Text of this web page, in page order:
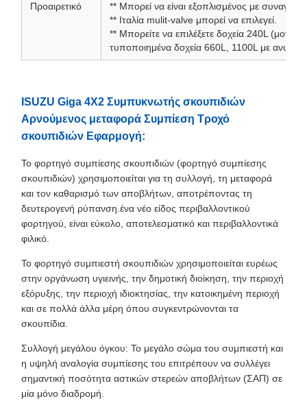
Προαιρετικό
** Μπορεί να είναι εξοπλισμένος με
** Ιταλία mulit-valve μπορεί να επιλεγεί.
** Μπορείτε να επιλέξετε δοχεία 240L (μονό
τυποποιημένα δοχεία 660L, 1100L με
ISUZU Giga 4X2 Συμπυκνωτής σκουπιδιών
Αρνούμενος μεταφορά Συμπίεση Τροχό
σκουπιδιών Εφαρμογή:
Το φορτηγό συμπίεσης σκουπιδιών (φορτηγό συμπίεσης
σκουπιδιών) χρησιμοποιείται για τη συλλογή, τη μεταφορά
και τον καθαρισμό των αποβλήτων, αποτρέποντας τη
δευτερογενή ρύπανση.ένα νέο είδος περιβαλλοντικού
φορτηγού, είναι εύκολο, αποτελεσματικό και περιβαλλοντικά
φιλικό.
Το φορτηγό συμπιεστή σκουπιδιών χρησιμοποιείται ευρέως
στην οργάνωση υγιεινής, την δημοτική διοίκηση, την περιοχή
εξόρυξης, την περιοχή ιδιοκτησίας, την κατοικημένη περιοχή
και σε πολλά άλλα μέρη όπου συγκεντρώνονται τα
σκουπίδια.
Συλλογή μεγάλου όγκου: Το μεγάλο σώμα του συμπιεστή και
η υψηλή αναλογία συμπίεσης του επιτρέπουν να συλλέγει
σημαντική ποσότητα αστικών στερεών αποβλήτων (ΣΑΠ) σε
μία μόνο διαδρομή.